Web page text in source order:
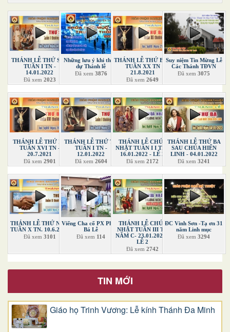
THÁNH LỄ THỨ SÁU
TUẦN I TN -
14.01.2022
Đã xem 2023
Những lưu ý khi tham
dự Thánh lễ
Đã xem 3876
THÁNH LỄ THỨ BẢY
TUẦN XX TN
21.8.2021
Đã xem2649
Suy niệm Tin Mừng Lễ
Các Thánh TĐVN
Đã xem3075
THÁNH LỄ THỨ BA
TUẦN XVI TN -
20.7.2021
Đã xem 2901
THÁNH LỄ THỨ TƯ
TUẦN I TN -
12.01.2022
Đã xem 2604
THÁNH LỄ CHÚA
NHẬT TUẦN I I TN -
16.01.2022 - LỄ 2
Đã xem2172
THÁNH LỄ THỨ BA
SAU CHÚA HIỂN
LINH - 04.01.2022
Đã xem3241
THÁNH LỄ THỨ NĂM
TUẦN X TN. 10.6.2021
Đã xem 3101
Viếng Cha cố PX Phạm
Bá Lễ
Đã xem 114
THÁNH LỄ CHÚA
NHẬT TUẦN III TN
NĂM C- 23.01.2022 -
LỄ 2
Đã xem2742
ĐC Vinh Sơn -Tạ ơn 31
năm Linh mục
Đã xem3294
TIN MỚI
Giáo họ Trinh Vương: Lễ kính Thánh Đa Minh